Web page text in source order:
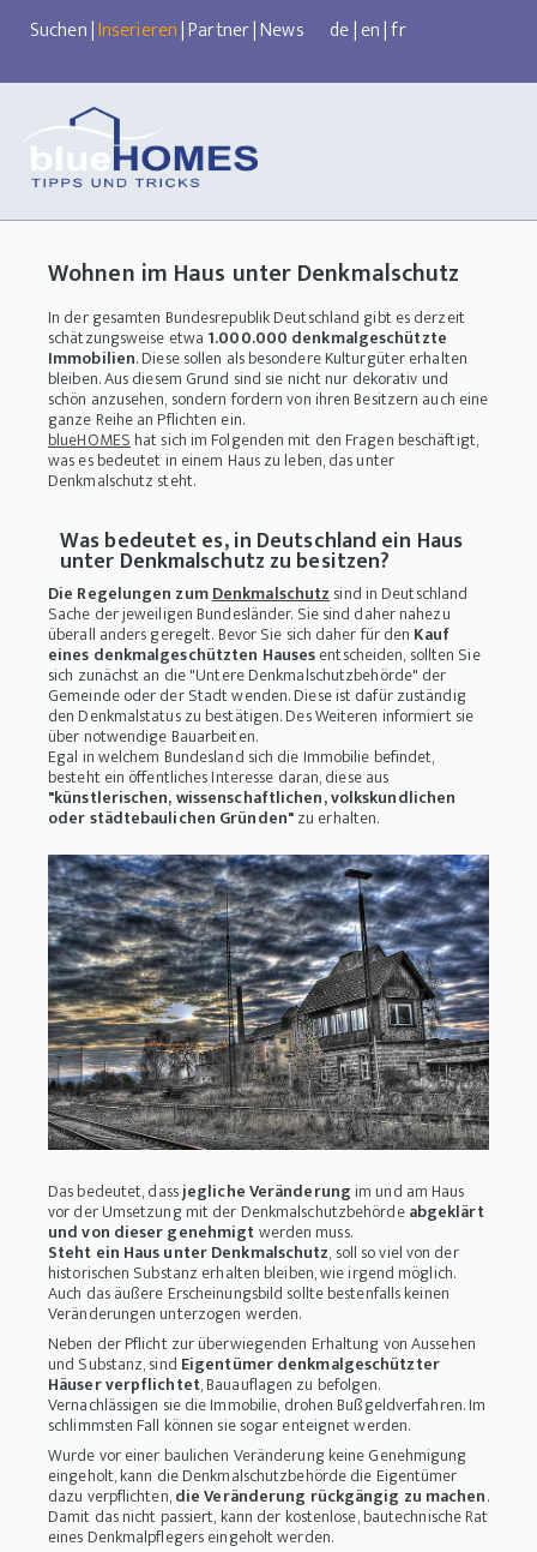
Suchen|Inserieren|Partner|News de|en|fr
Wohnen im Haus unter Denkmalschutz
In der gesamten Bundesrepublik Deutschland gibt es derzeit
schätzungsweise etwa 1.000.000 denkmalgeschützte
Immobilien. Diese sollen als besondere Kulturgüter erhalten
bleiben. Aus diesem Grund sind sie nicht nur dekorativ und
schön anzusehen, sondern fordern von ihren Besitzern auch eine
ganze Reihe an Pflichten ein.
blueHOMEShat sich im Folgenden mit den Fragen beschäftigt,
was es bedeutet in einem Haus zu leben, das unter
Denkmalschutz steht.
Was bedeutet es, in Deutschland ein Haus
unter Denkmalschutz zu besitzen?
Die Regelungen zumDenkmalschutzsind in Deutschland
Sache der jeweiligen Bundesländer. Sie sind daher nahezu
überall anders geregelt. Bevor Sie sich daher für den Kauf
eines denkmalgeschützten Hausesentscheiden, sollten Sie
sich zunächst an die "Untere Denkmalschutzbehörde" der
Gemeinde oder der Stadt wenden. Diese ist dafür zuständig
den Denkmalstatus zu bestätigen. Des Weiteren informiert sie
über notwendige Bauarbeiten.
Egal in welchem Bundesland sich die Immobilie befindet,
besteht ein öffentliches Interesse daran, diese aus
"künstlerischen, wissenschaftlichen, volkskundlichen
oder städtebaulichen Gründen"zu erhalten.
Das bedeutet, dassjegliche Veränderung im und am Haus
vor der Umsetzung mit der Denkmalschutzbehördeabgeklärt
und von dieser genehmigtwerden muss.
Steht ein Haus unter Denkmalschutz, soll so viel von der
historischen Substanz erhalten bleiben, wie irgend möglich.
Auch das äußere Erscheinungsbild sollte bestenfalls keinen
Veränderungen unterzogen werden.
Neben der Pflicht zur überwiegenden Erhaltung von Aussehen
und Substanz, sind Eigentümer denkmalgeschützter
Häuser verpflichtet, Bauauflagen zu befolgen.
Vernachlässigen sie die Immobilie, drohen Bußgeldverfahren. Im
schlimmsten Fall können sie sogar enteignet werden.
Wurde vor einer baulichen Veränderung keine Genehmigung
eingeholt, kann die Denkmalschutzbehörde die Eigentümer
dazu verpflichten,die Veränderung rückgängig zu machen.
Damit das nicht passiert, kann der kostenlose, bautechnische Rat
eines Denkmalpflegers eingeholt werden.